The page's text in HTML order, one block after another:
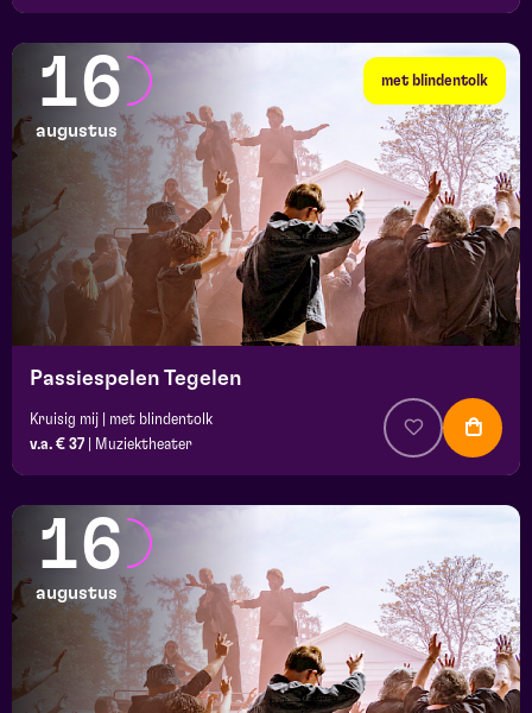
met blindentolk
16
augustus
Passiespelen Tegelen
Kruisig mij | met blindentolk
v.a. € 37
Muziektheater
16
augustus